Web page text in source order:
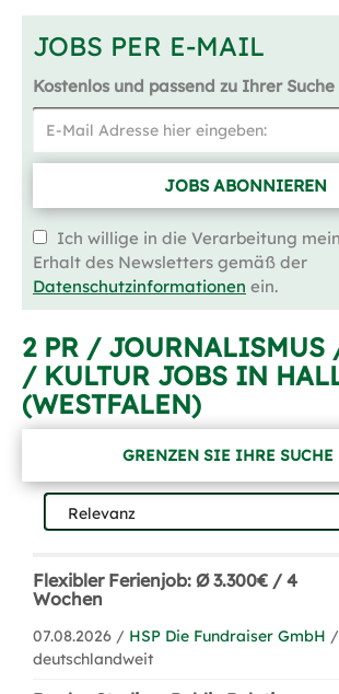
JOBS PER E-MAIL
Kostenlos und passend zu Ihrer Suche
JOBS ABONNIEREN
Ich willige in die Verarbeitung
Erhalt des Newsletters gemäß der
Datenschutzinformationen ein.
2 PR / JOURNALISMUS
/ KULTUR JOBS IN
(WESTFALEN)
GRENZEN SIE IHRE
Flexibler Ferienjob: Ø 3.300€ / 4
Wochen
07.08.2026 / HSP Die Fundraiser GmbH /
deutschlandweit